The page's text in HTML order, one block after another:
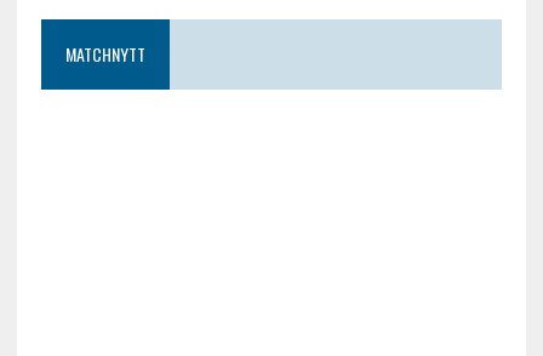
MATCHNYTT